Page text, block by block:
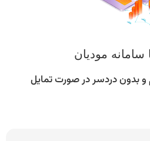
سامانه مودیان
و بدون دردسر در صورت تمایل